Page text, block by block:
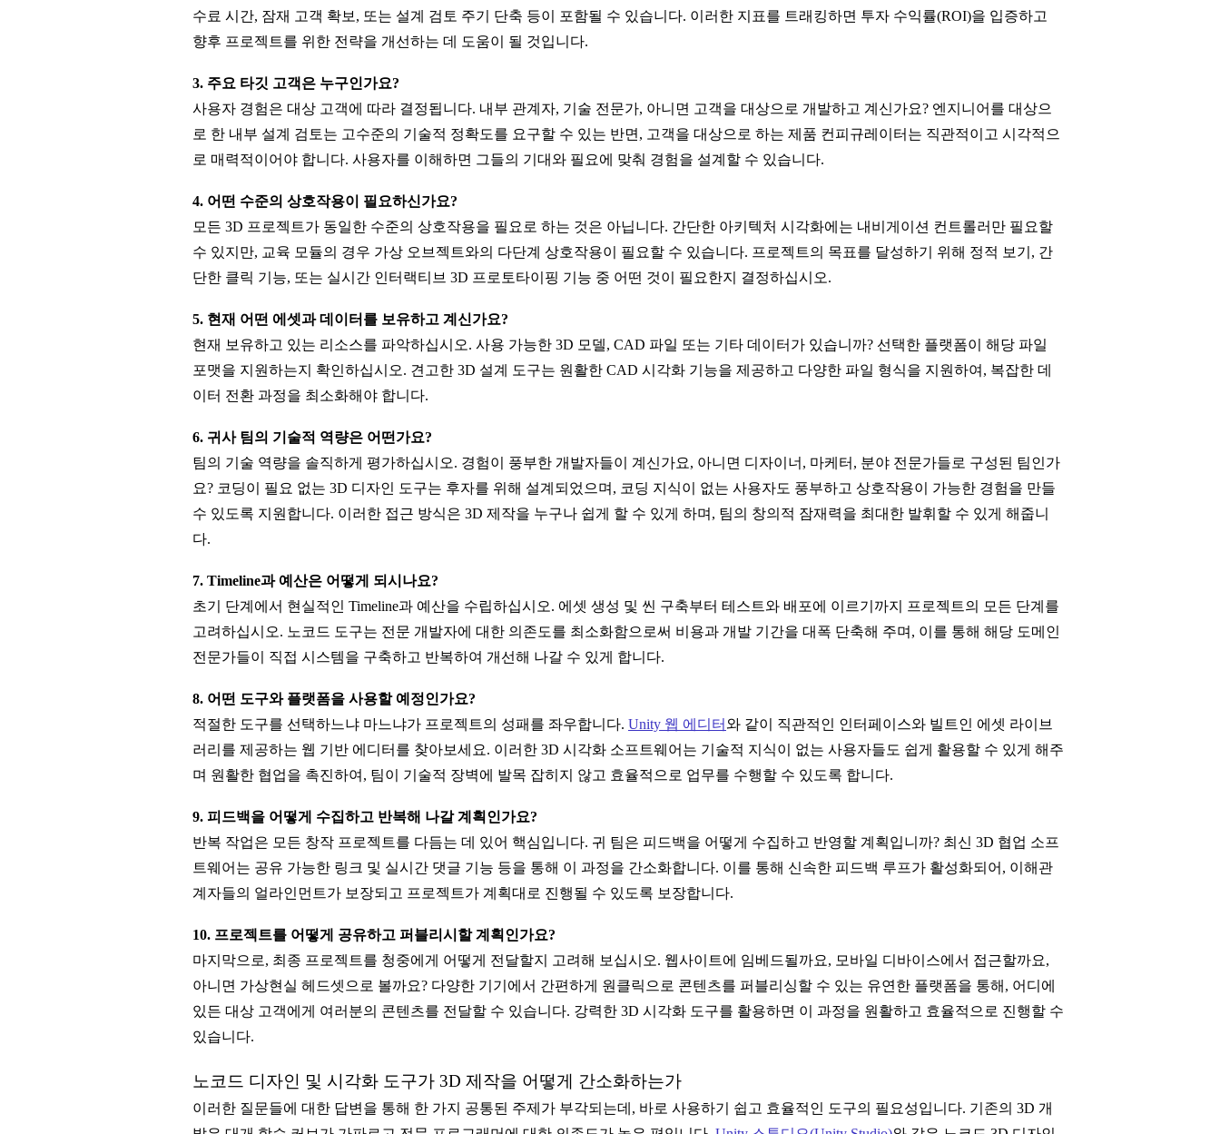
수료 시간, 잠재 고객 확보, 또는 설계 검토 주기 단축 등이 포함될 수 있습니다. 이러한 지표를 트래킹하면 투자 수익률(ROI)을 입증하고
향후 프로젝트를 위한 전략을 개선하는 데 도움이 될 것입니다.
3. 주요 타깃 고객은 누구인가요?
사용자 경험은 대상 고객에 따라 결정됩니다. 내부 관계자, 기술 전문가, 아니면 고객을 대상으로 개발하고 계신가요? 엔지니어를 대상으
로 한 내부 설계 검토는 고수준의 기술적 정확도를 요구할 수 있는 반면, 고객을 대상으로 하는 제품 컨피규레이터는 직관적이고 시각적으
로 매력적이어야 합니다. 사용자를 이해하면 그들의 기대와 필요에 맞춰 경험을 설계할 수 있습니다.
4. 어떤 수준의 상호작용이 필요하신가요?
모든 3D 프로젝트가 동일한 수준의 상호작용을 필요로 하는 것은 아닙니다. 간단한 아키텍처 시각화에는 내비게이션 컨트롤러만 필요할
수 있지만, 교육 모듈의 경우 가상 오브젝트와의 다단계 상호작용이 필요할 수 있습니다. 프로젝트의 목표를 달성하기 위해 정적 보기, 간
단한 클릭 기능, 또는 실시간 인터랙티브 3D 프로토타이핑 기능 중 어떤 것이 필요한지 결정하십시오.
5. 현재 어떤 에셋과 데이터를 보유하고 계신가요?
현재 보유하고 있는 리소스를 파악하십시오. 사용 가능한 3D 모델, CAD 파일 또는 기타 데이터가 있습니까? 선택한 플랫폼이 해당 파일
포맷을 지원하는지 확인하십시오. 견고한 3D 설계 도구는 원활한 CAD 시각화 기능을 제공하고 다양한 파일 형식을 지원하여, 복잡한 데
이터 전환 과정을 최소화해야 합니다.
6. 귀사 팀의 기술적 역량은 어떤가요?
팀의 기술 역량을 솔직하게 평가하십시오. 경험이 풍부한 개발자들이 계신가요, 아니면 디자이너, 마케터, 분야 전문가들로 구성된 팀인가
요? 코딩이 필요 없는 3D 디자인 도구는 후자를 위해 설계되었으며, 코딩 지식이 없는 사용자도 풍부하고 상호작용이 가능한 경험을 만들
수 있도록 지원합니다. 이러한 접근 방식은 3D 제작을 누구나 쉽게 할 수 있게 하며, 팀의 창의적 잠재력을 최대한 발휘할 수 있게 해줍니
다.
7. Timeline과 예산은 어떻게 되시나요?
초기 단계에서 현실적인 Timeline과 예산을 수립하십시오. 에셋 생성 및 씬 구축부터 테스트와 배포에 이르기까지 프로젝트의 모든 단계를
고려하십시오. 노코드 도구는 전문 개발자에 대한 의존도를 최소화함으로써 비용과 개발 기간을 대폭 단축해 주며, 이를 통해 해당 도메인
전문가들이 직접 시스템을 구축하고 반복하여 개선해 나갈 수 있게 합니다.
8. 어떤 도구와 플랫폼을 사용할 예정인가요?
적절한 도구를 선택하느냐 마느냐가 프로젝트의 성패를 좌우합니다. Unity 웹 에디터와 같이 직관적인 인터페이스와 빌트인 에셋 라이브
러리를 제공하는 웹 기반 에디터를 찾아보세요. 이러한 3D 시각화 소프트웨어는 기술적 지식이 없는 사용자들도 쉽게 활용할 수 있게 해주
며 원활한 협업을 촉진하여, 팀이 기술적 장벽에 발목 잡히지 않고 효율적으로 업무를 수행할 수 있도록 합니다.
9. 피드백을 어떻게 수집하고 반복해 나갈 계획인가요?
반복 작업은 모든 창작 프로젝트를 다듬는 데 있어 핵심입니다. 귀 팀은 피드백을 어떻게 수집하고 반영할 계획입니까? 최신 3D 협업 소프
트웨어는 공유 가능한 링크 및 실시간 댓글 기능 등을 통해 이 과정을 간소화합니다. 이를 통해 신속한 피드백 루프가 활성화되어, 이해관
계자들의 얼라인먼트가 보장되고 프로젝트가 계획대로 진행될 수 있도록 보장합니다.
10. 프로젝트를 어떻게 공유하고 퍼블리시할 계획인가요?
마지막으로, 최종 프로젝트를 청중에게 어떻게 전달할지 고려해 보십시오. 웹사이트에 임베드될까요, 모바일 디바이스에서 접근할까요,
아니면 가상현실 헤드셋으로 볼까요? 다양한 기기에서 간편하게 원클릭으로 콘텐츠를 퍼블리싱할 수 있는 유연한 플랫폼을 통해, 어디에
있든 대상 고객에게 여러분의 콘텐츠를 전달할 수 있습니다. 강력한 3D 시각화 도구를 활용하면 이 과정을 원활하고 효율적으로 진행할 수
있습니다.
노코드 디자인 및 시각화 도구가 3D 제작을 어떻게 간소화하는가
이러한 질문들에 대한 답변을 통해 한 가지 공통된 주제가 부각되는데, 바로 사용하기 쉽고 효율적인 도구의 필요성입니다. 기존의 3D 개